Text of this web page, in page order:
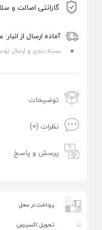
گارانتی اصالت و
آماده ارسال از
بسته بندی و ارسال
توضیحات
نظرات (0)
پرسش و پاسخ
پرداخت در محل
تحویل اکسپرس